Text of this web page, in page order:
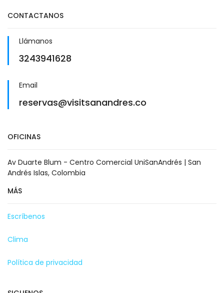
CONTACTANOS
Llámanos
3243941628
Email
reservas@visitsanandres.co
OFICINAS
Av Duarte Blum - Centro Comercial UniSanAndrés | San
Andrés Islas, Colombia
MÁS
Escríbenos
Clima
Política de privacidad